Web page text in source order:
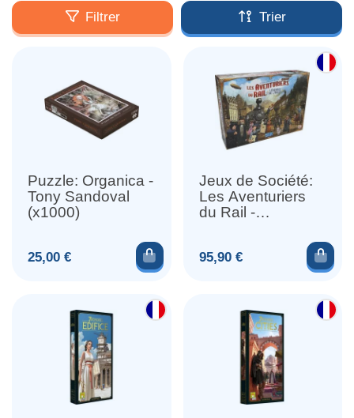
Filtrer Trier
Puzzle: Organica -
Tony Sandoval
(x1000)
Prix
25,00 € Ajouter au panier
Jeux de Société:
Les Aventuriers
du Rail -
Prix
95,90 €